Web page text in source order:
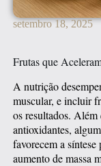
setembro 18, 2025
Frutas que
A nutrição
muscular, e incluir
os resultados.
antioxidantes,
favorecem a
aumento de massa